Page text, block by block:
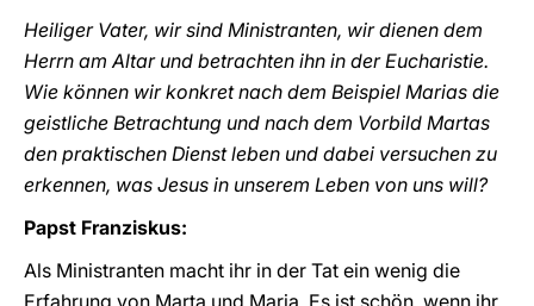
Heiliger Vater, wir sind Ministranten, wir dienen dem
Herrn am Altar und betrachten ihn in der Eucharistie.
Wie können wir konkret nach dem Beispiel Marias die
geistliche Betrachtung und nach dem Vorbild Martas
den praktischen Dienst leben und dabei versuchen zu
erkennen, was Jesus in unserem Leben von uns will?
Papst Franziskus:
Als Ministranten macht ihr in der Tat ein wenig die
Erfahrung von Marta und Maria. Es ist schön, wenn ihr